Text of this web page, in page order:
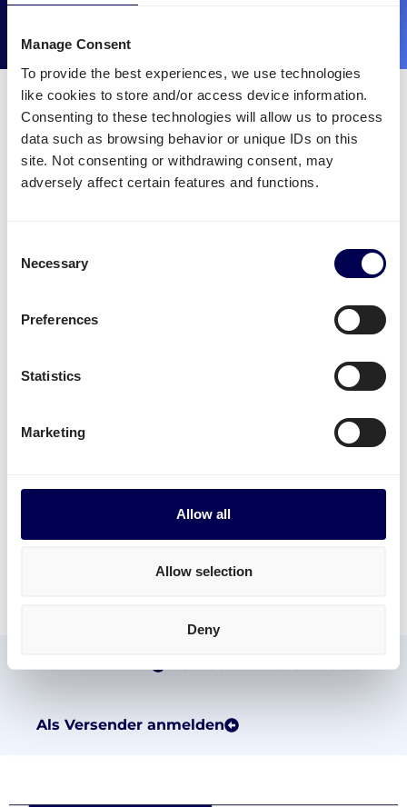
Manage Consent
To provide the best experiences, we use technologies
like cookies to store and/or access device information.
Consenting to these technologies will allow us to process
data such as browsing behavior or unique IDs on this
site. Not consenting or withdrawing consent, may
adversely affect certain features and functions.
Selection
Necessary
Preferences
Statistics
Marketing
Allow all
Allow selection
Deny
Eine Flotte professioneller
Frachtführer zu Ihrer Verfügung
Nutzen Sie die verfügbare Ladekapazität unserer
Frachtführer. Quicargo füllt leere oder teilweise
derNachhaltigkeit
umgestalten. Damit
niedrige
Als Versender anmelden